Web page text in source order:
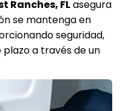
Ranches, FLasegura
se mantenga en
seguridad,
a través de un